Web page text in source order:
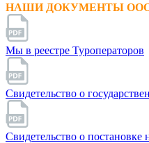
НАШИ ДОКУМЕНТЫ
Мы в реестре Туроператоров
Свидетельство о
Свидетельство о постановке